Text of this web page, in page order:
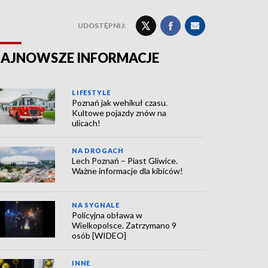
UDOSTĘPNIJ:
INFORMACJE
LIFESTYLE
Poznań jak wehikuł czasu.
Kultowe pojazdy znów na
ulicach!
NA DROGACH
Lech Poznań – Piast Gliwice.
Ważne informacje dla kibiców!
NA SYGNALE
Policyjna obława w
Wielkopolsce. Zatrzymano 9
osób [WIDEO]
INNE